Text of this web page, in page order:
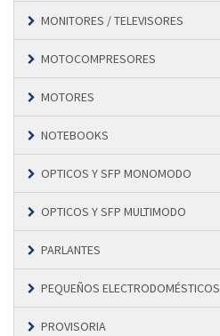
MONITORES / TELEVISORES
MOTOCOMPRESORES
MOTORES
NOTEBOOKS
OPTICOS Y SFP MONOMODO
OPTICOS Y SFP MULTIMODO
PARLANTES
PEQUEÑOS ELECTRODOMÉSTICOS
PROVISORIA